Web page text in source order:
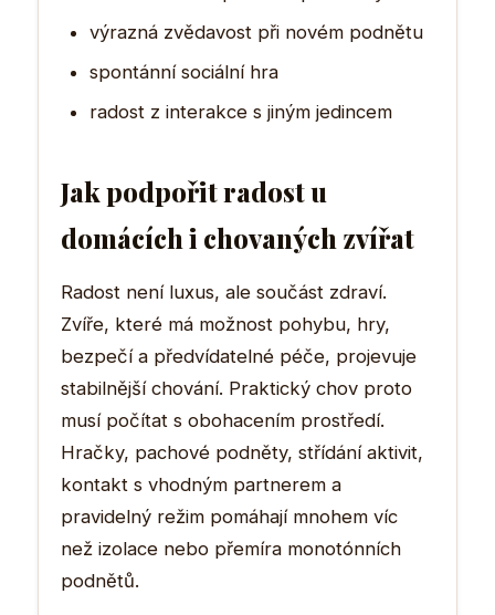
výrazná zvědavost při novém podnětu
spontánní sociální hra
radost z interakce s jiným jedincem
Jak podpořit radost u
domácích i chovaných zvířat
Radost není luxus, ale součást zdraví.
Zvíře, které má možnost pohybu, hry,
bezpečí a předvídatelné péče, projevuje
stabilnější chování. Praktický chov proto
musí počítat s obohacením prostředí.
Hračky, pachové podněty, střídání aktivit,
kontakt s vhodným partnerem a
pravidelný režim pomáhají mnohem víc
než izolace nebo přemíra monotónních
podnětů.